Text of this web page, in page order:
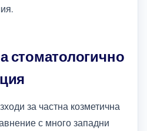
стоматологично
за частна козметична
с много западни